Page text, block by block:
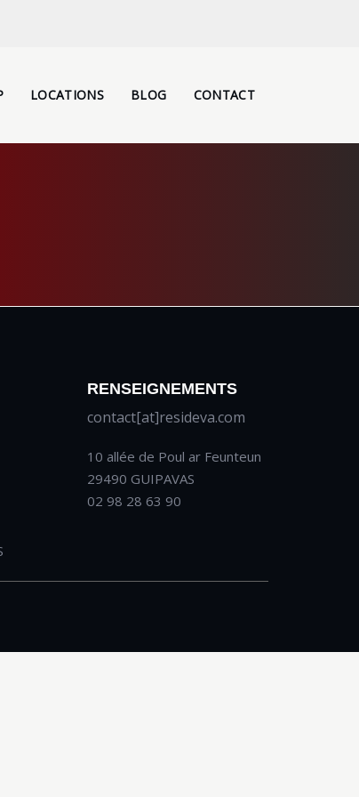
LOCATIONS BLOG CONTACT
RENSEIGNEMENTS
contact[at]resideva.com
10 allée de Poul ar Feunteun
29490 GUIPAVAS
02 98 28 63 90